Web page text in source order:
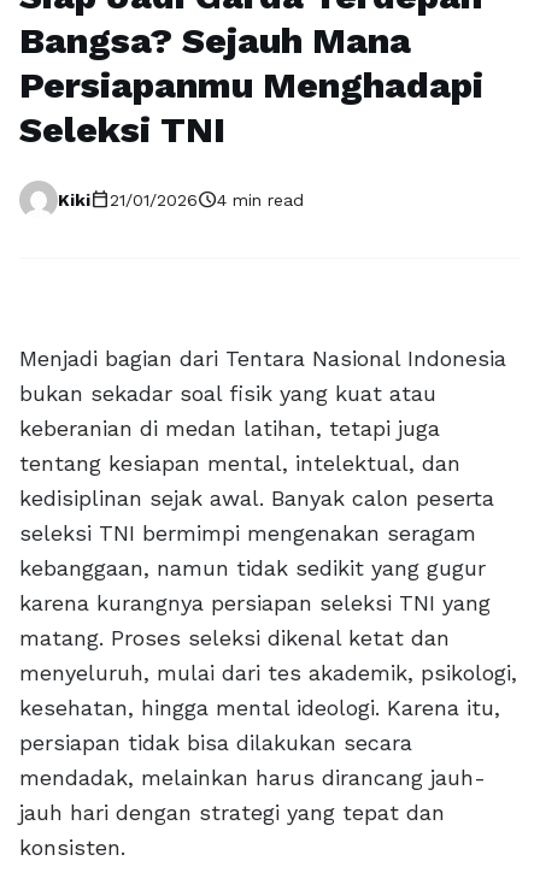
Bangsa? Sejauh Mana
Persiapanmu Menghadapi
Seleksi TNI
Kikicalendar_today21/01/2026schedule4 min read
Menjadi bagian dari Tentara Nasional Indonesia
bukan sekadar soal fisik yang kuat atau
keberanian di medan latihan, tetapi juga
tentang kesiapan mental, intelektual, dan
kedisiplinan sejak awal. Banyak calon peserta
seleksi TNI bermimpi mengenakan seragam
kebanggaan, namun tidak sedikit yang gugur
karena kurangnya persiapan seleksi TNI yang
matang. Proses seleksi dikenal ketat dan
menyeluruh, mulai dari tes akademik, psikologi,
kesehatan, hingga mental ideologi. Karena itu,
persiapan tidak bisa dilakukan secara
mendadak, melainkan harus dirancang jauh-
jauh hari dengan strategi yang tepat dan
konsisten.